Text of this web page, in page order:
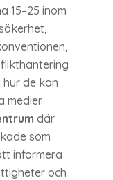
15–25 inom
de kan
medier.
där
som
informera
och